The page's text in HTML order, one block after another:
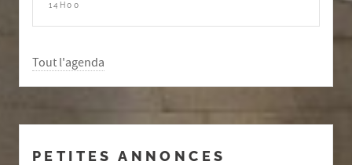
14H00
Tout l'agenda
PETITES ANNONCES